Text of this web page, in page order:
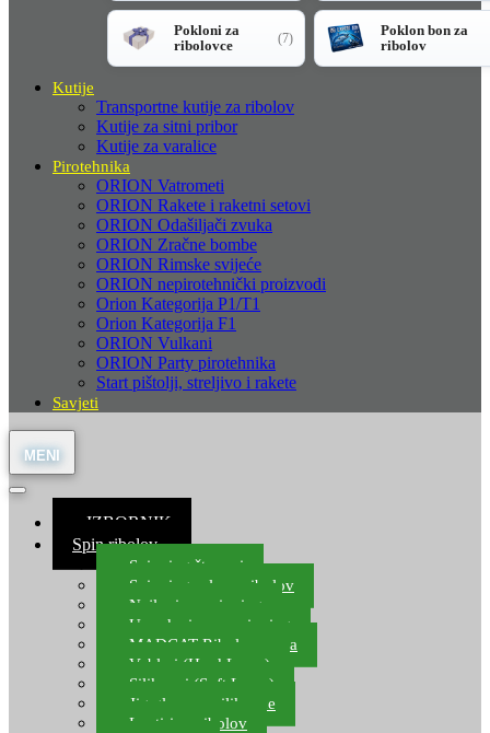
Pokloni za
ribolovce
(7)
Poklon bon za
ribolov
Kutije
Transportne kutije za ribolov
Kutije za sitni pribor
Kutije za varalice
Pirotehnika
ORION Vatrometi
ORION Rakete i raketni setovi
ORION Odašiljači zvuka
ORION Zračne bombe
ORION Rimske svijeće
ORION nepirotehnički proizvodi
Orion Kategorija P1/T1
Orion Kategorija F1
ORION Vulkani
ORION Party pirotehnika
Start pištolji, streljivo i rakete
Savjeti
≡ IZBORNIK
Spin ribolov
Spinning štapovi
Spinning role za ribolov
Najloni za spinning
Upredenice za spinning
MADCAT Ribolov soma
Vobleri (Hard Lures)
Silikonci (Soft Lures)
Jig glave za silikonce
Leptiri za ribolov